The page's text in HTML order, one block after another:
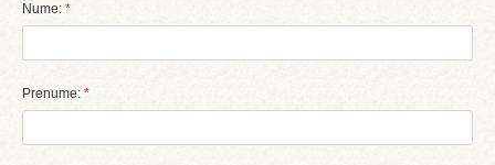
Nume: *
Prenume: *